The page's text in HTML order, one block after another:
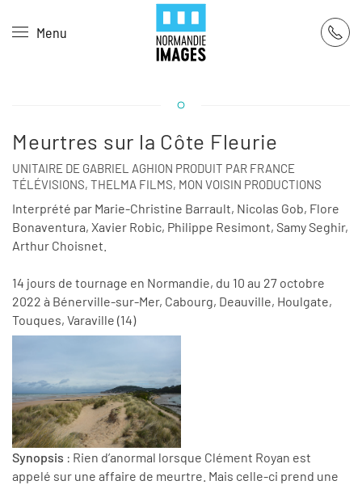
Skip to main content
Menu
Meurtres sur la Côte Fleurie
UNITAIRE DE GABRIEL AGHION PRODUIT PAR FRANCE
TÉLÉVISIONS, THELMA FILMS, MON VOISIN PRODUCTIONS
Interprété par Marie-Christine Barrault, Nicolas Gob, Flore
Bonaventura, Xavier Robic, Philippe Resimont, Samy Seghir,
Arthur Choisnet.
14 jours de tournage en Normandie, du 10 au 27 octobre
2022 à Bénerville-sur-Mer, Cabourg, Deauville, Houlgate,
Touques, Varaville (14)
Synopsis : Rien d’anormal lorsque Clément Royan est
appelé sur une affaire de meurtre. Mais celle-ci prend une
Panneau de gestion des cookies